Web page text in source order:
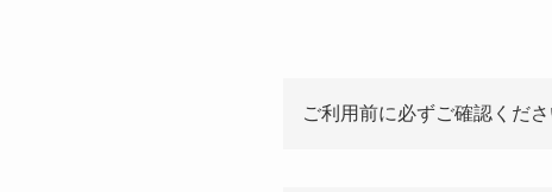
ご利用前に必ずご確認くださ